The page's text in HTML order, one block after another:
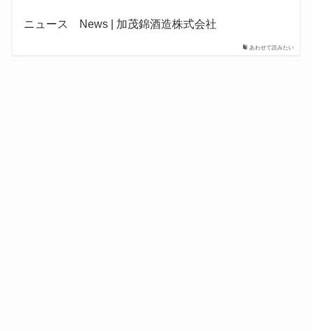
あわせて読みたい
ニュース News | 加茂錦酒造株式会社